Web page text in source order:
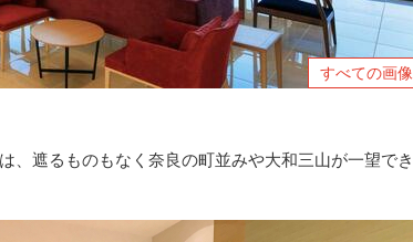
すべての画像
、遮るものもなく奈良の町並みや大和三山が一望でき